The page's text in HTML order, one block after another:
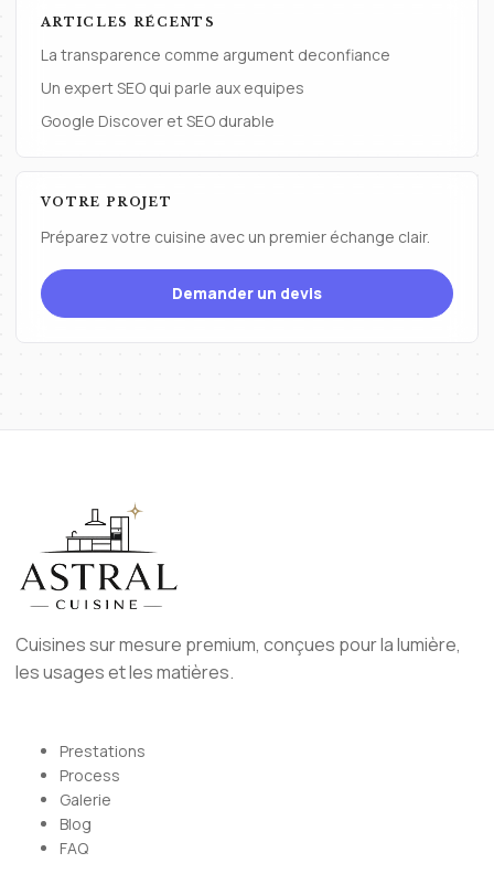
ARTICLES RÉCENTS
La transparence comme argument deconfiance
Un expert SEO qui parle aux equipes
Google Discover et SEO durable
VOTRE PROJET
Préparez votre cuisine avec un premier échange clair.
Demander un devis
Cuisines sur mesure premium, conçues pour la lumière,
les usages et les matières.
Prestations
Process
Galerie
Blog
FAQ